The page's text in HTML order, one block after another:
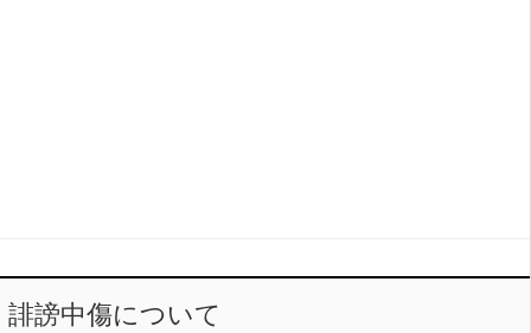
誹謗中傷について